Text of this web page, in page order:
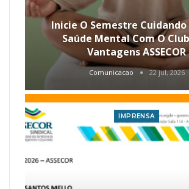
Inicie O Semestre Cuidando
Saúde Mental Com O
Vantagens ASSECOR
Comunicacao 22 jul, 2026
IMPRENSA